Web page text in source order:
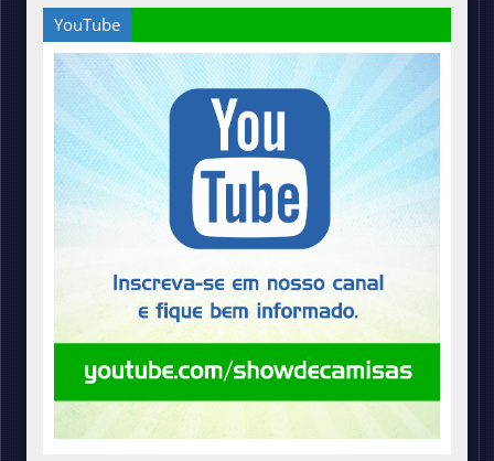
YouTube